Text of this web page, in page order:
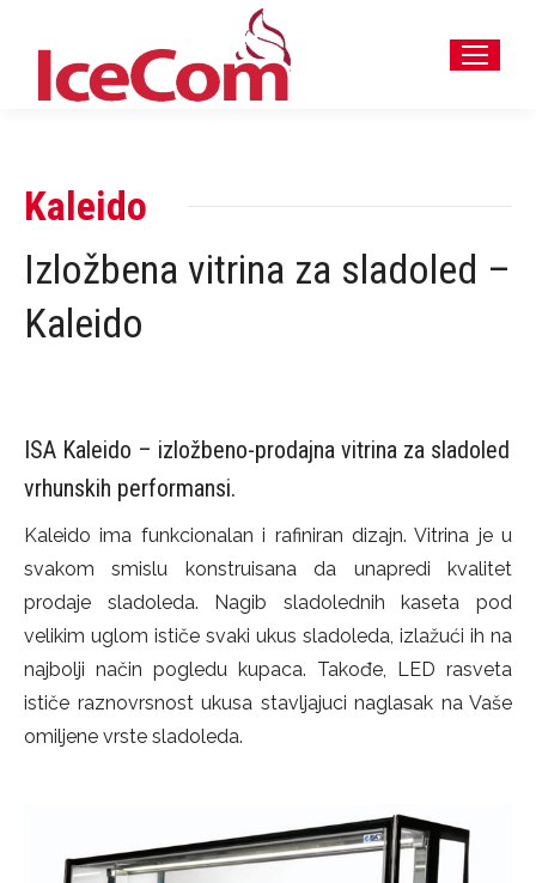
Kaleido
Izložbena vitrina za sladoled –
Kaleido
ISA Kaleido – izložbeno-prodajna vitrina za sladoled
vrhunskih performansi.
Kaleido ima funkcionalan i rafiniran dizajn. Vitrina je u
svakom smislu konstruisana da unapredi kvalitet
prodaje sladoleda. Nagib sladolednih kaseta pod
velikim uglom ističe svaki ukus sladoleda, izlažući ih na
najbolji način pogledu kupaca. Takođe, LED rasveta
ističe raznovrsnost ukusa stavljajuci naglasak na Vaše
omiljene vrste sladoleda.